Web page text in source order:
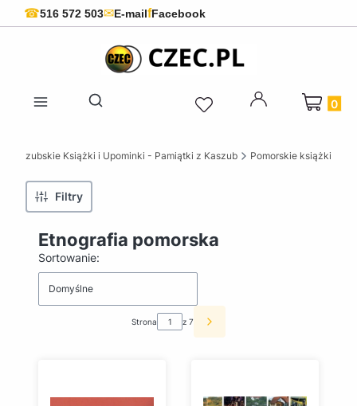
☎516 572 503✉E-mailfFacebook
Otwórz wyszukiwarkę
Produkty
Kaszubskie Książki i Upominki - Pamiątki z Kaszub Pomorskie książki
Filtry
Etnografia pomorska
Lista produktów
Sortowanie:
Domyślne
Strona z 7 Następne produkty